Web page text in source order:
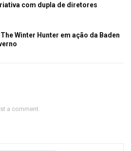
com dupla de diretores
Winter Hunter em ação da Baden
a comment.